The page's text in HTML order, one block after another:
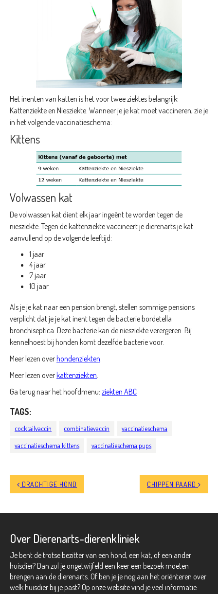
Het inenten van katten is het voor twee ziektes belangrijk:
Kattenziekte en Niesziekte. Wanneer je je kat moet vaccineren, zie je
in het volgende vaccinatieschema:
Kittens
Volwassen kat
De volwassen kat dient elk jaar ingeënt te worden tegen de
niesziekte. Tegen de kattenziekte vaccineert je dierenarts je kat
aanvullend op de volgende leeftijd:
1 jaar
4 jaar
7 jaar
10 jaar
Als je je kat naar een pension brengt, stellen sommige pensions
verplicht dat je je kat inent tegen de bacterie bordetella
bronchiseptica. Deze bacterie kan de niesziekte verergeren. Bij
kennelhoest bij honden komt dezelfde bacterie voor.
Meer lezen overhondenziekten
Meer lezen overkattenziekten
Ga terug naar het hoofdmenu: ziekten ABC
TAGS:
cocktailvaccin combinatievaccin vaccinatieschema
vaccinatieschema kittens vaccinatieschema pups
DRACHTIGE HOND CHIPPEN PAARD
Over Dierenarts-dierenkliniek
Je bent de trotse bezitter van een hond, een kat, of een ander
huisdier? Dan zul je ongetwijfeld een keer een bezoek moeten
brengen aan de dierenarts. Of ben je je nog aan het oriënteren over
welk huisdier bij je past? Op onze website vind je veel informatie